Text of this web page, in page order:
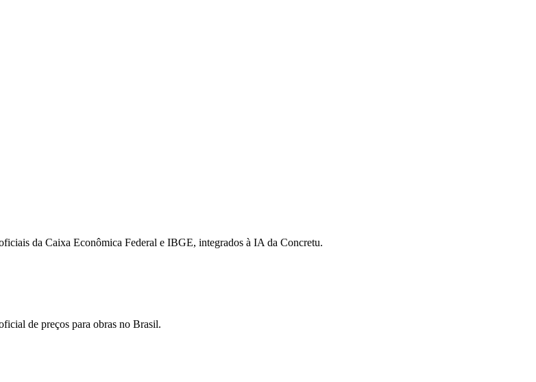
da Caixa Econômica Federal e IBGE, integrados à IA da Concretu.
de preços para obras no Brasil.